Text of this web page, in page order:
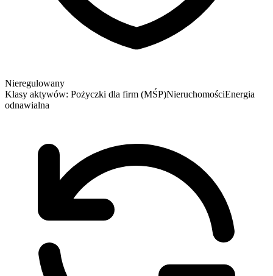
Nieregulowany
Klasy aktywów: Pożyczki dla firm (MŚP)NieruchomościEnergia
odnawialna